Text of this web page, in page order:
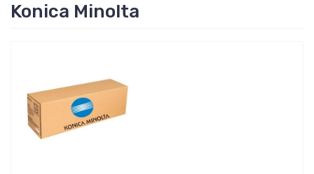
Konica Minolta